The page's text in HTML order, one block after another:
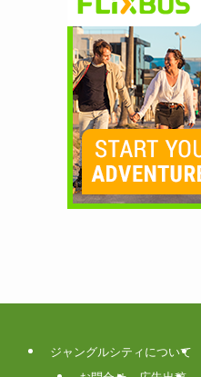
ジャングルシティについて